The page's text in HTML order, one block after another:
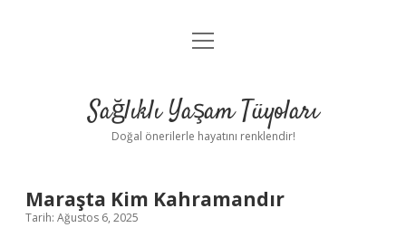
Anasayfa
Yasal Uyarı
menüyü
Sağlıklı Yaşam Tüyoları
Doğal önerilerle hayatını renklendir!
Maraşta Kim Kahramandır
Tarih: Ağustos 6, 2025